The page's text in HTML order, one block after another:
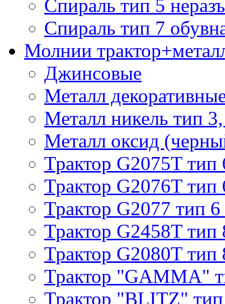
Спираль тип 5
Спираль тип 7
Молнии
Джинсовые
Металл
Металл никель тип
Металл оксид
Трактор G2075T тип
Трактор G2076T тип
Трактор G2077 тип 6
Трактор G2458T тип
Трактор G2080T тип
Трактор "GAMMA"
Трактор "BLITZ"